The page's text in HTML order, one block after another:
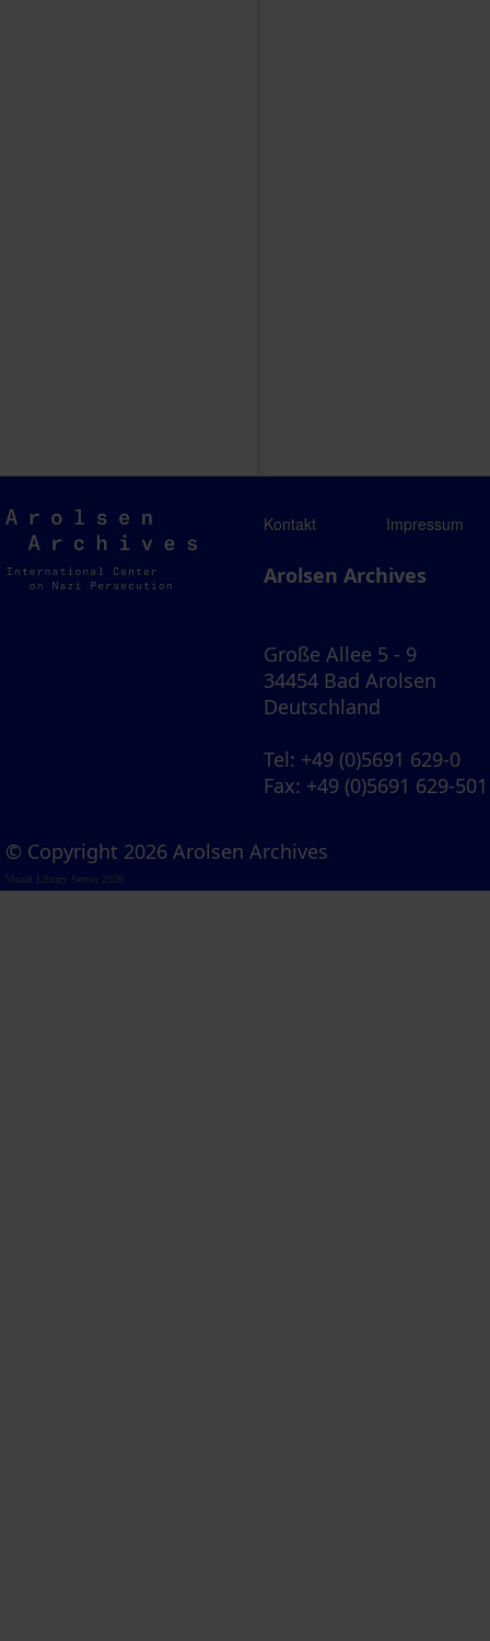
Arolsen
Archives
Kontakt Impressum
Arolsen Archives
Große Allee 5 - 9
34454 Bad Arolsen
Deutschland
Tel: +49 (0)5691 629-0
Fax: +49 (0)5691 629-501
© Copyright 2026 Arolsen Archives
Visual Library Server 2026